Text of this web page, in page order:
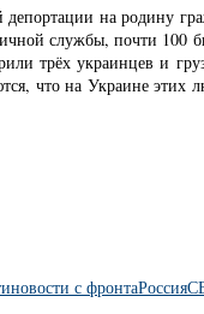
на родину
службы, почти
трёх украинцев и
что на Украине
новости с фронтаРоссия